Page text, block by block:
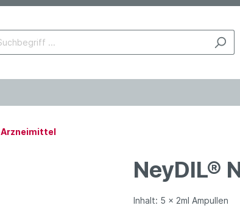
NeyDIL®
Inhalt: 5 x 2ml Ampullen